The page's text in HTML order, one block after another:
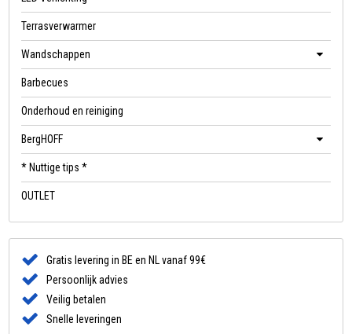
Terrasverwarmer
Wandschappen
Barbecues
Onderhoud en reiniging
BergHOFF
* Nuttige tips *
OUTLET
Gratis levering in BE en NL vanaf 99€
Persoonlijk advies
Veilig betalen
Snelle leveringen